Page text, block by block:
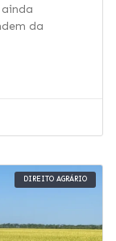
da
DIREITO AGRÁRIO